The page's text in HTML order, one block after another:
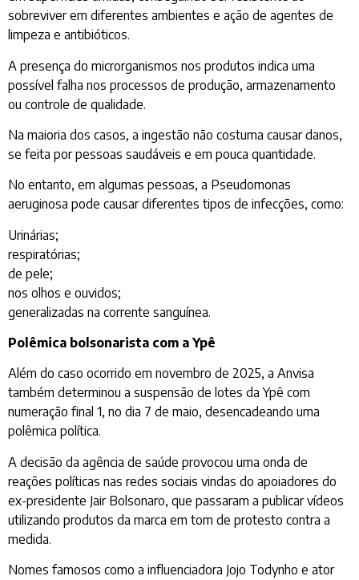
sobreviver em diferentes ambientes e ação de agentes de
limpeza e antibióticos.
A presença do microrganismos nos produtos indica uma
possível falha nos processos de produção, armazenamento
ou controle de qualidade.
Na maioria dos casos, a ingestão não costuma causar danos,
se feita por pessoas saudáveis e em pouca quantidade.
No entanto, em algumas pessoas, a Pseudomonas
aeruginosa pode causar diferentes tipos de infecções, como:
Urinárias;
respiratórias;
de pele;
nos olhos e ouvidos;
generalizadas na corrente sanguínea.
Polêmica bolsonarista com a Ypê
Além do caso ocorrido em novembro de 2025, a Anvisa
também determinou a suspensão de lotes da Ypê com
numeração final 1, no dia 7 de maio, desencadeando uma
polêmica política.
A decisão da agência de saúde provocou uma onda de
reações políticas nas redes sociais vindas do apoiadores do
ex-presidente Jair Bolsonaro, que passaram a publicar vídeos
utilizando produtos da marca em tom de protesto contra a
medida.
Nomes famosos como a influenciadora Jojo Todynho e ator